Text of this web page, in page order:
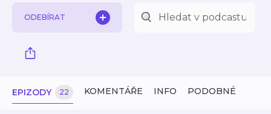
ODEBÍRAT
EPIZODY 22 KOMENTÁŘE INFO PODOBNÉ